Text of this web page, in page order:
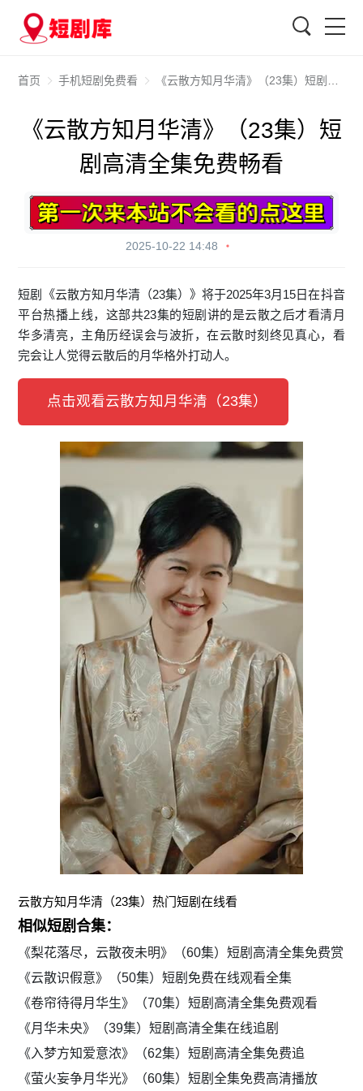
首页 手机短剧免费看 《云散方知月华清》（23集）短剧高清全集免费畅看
《云散方知月华清》（23集）短
剧高清全集免费畅看
2025-10-22 14:48
短剧《云散方知月华清（23集）》将于2025年3月15日在抖音
平台热播上线，这部共23集的短剧讲的是云散之后才看清月
华多清亮，主角历经误会与波折，在云散时刻终见真心，看
完会让人觉得云散后的月华格外打动人。
点击观看云散方知月华清（23集）
云散方知月华清（23集）热门短剧在线看
相似短剧合集：
《梨花落尽，云散夜未明》（60集）短剧高清全集免费赏
《云散识假意》（50集）短剧免费在线观看全集
《卷帘待得月华生》（70集）短剧高清全集免费观看
《月华未央》（39集）短剧高清全集在线追剧
《入梦方知爱意浓》（62集）短剧高清全集免费追
《萤火妄争月华光》（60集）短剧全集免费高清播放